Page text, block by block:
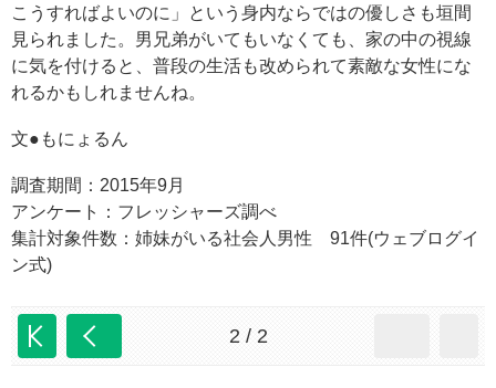
こうすればよいのに」という身内ならではの優しさも垣間
見られました。男兄弟がいてもいなくても、家の中の視線
に気を付けると、普段の生活も改められて素敵な女性にな
れるかもしれませんね。
文●もにょるん
調査期間：2015年9月
アンケート：フレッシャーズ調べ
集計対象件数：姉妹がいる社会人男性 91件(ウェブログイ
ン式)
2 / 2